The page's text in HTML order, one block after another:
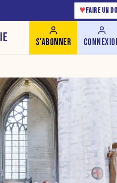
♥ FAIRE UN
S'ABONNER